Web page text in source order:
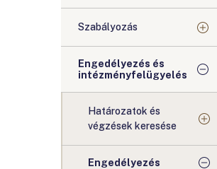
Szabályozás
Engedélyezés és
intézményfelügyelés
Határozatok és
végzések keresése
Engedélyezés